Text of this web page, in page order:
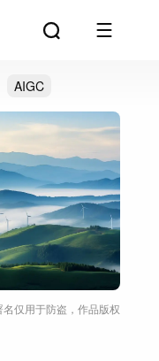
AIGC
仅用于防盗，作品版权